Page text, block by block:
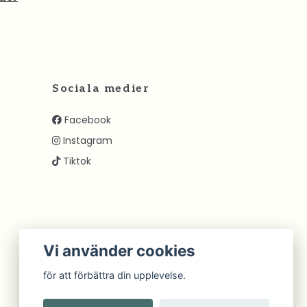
Sociala medier
Facebook
Instagram
Tiktok
Vi använder cookies
för att förbättra din upplevelse.